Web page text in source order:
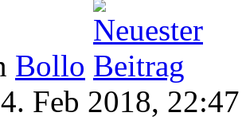
Bollo
Feb 2018, 22:47